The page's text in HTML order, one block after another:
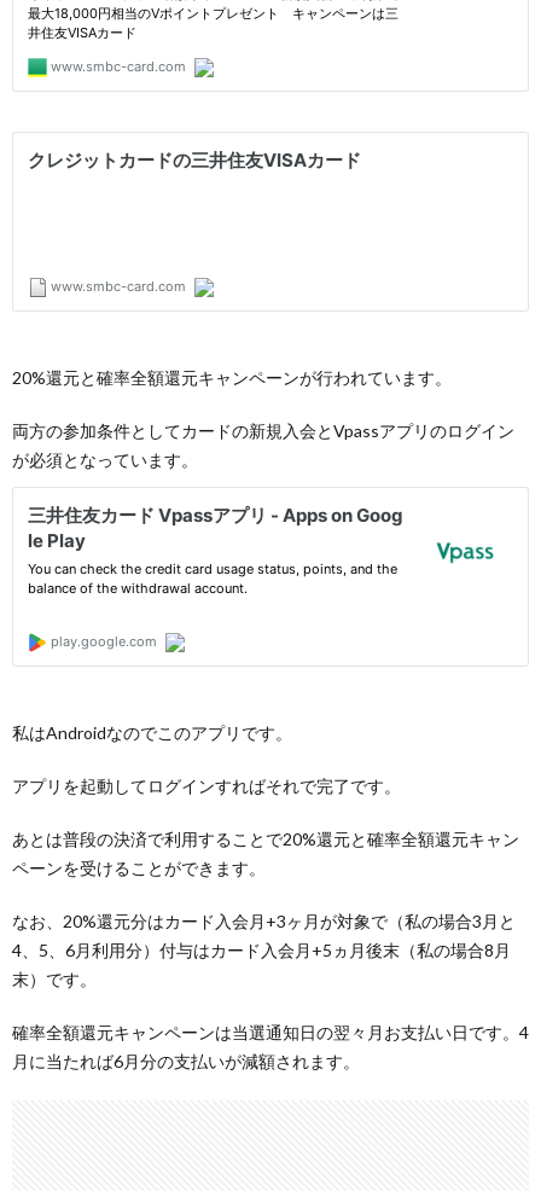
20%還元と確率全額還元キャンペーンが行われています。
両方の参加条件としてカードの新規入会とVpassアプリのログイン
が必須となっています。
私はAndroidなのでこのアプリです。
アプリを起動してログインすればそれで完了です。
あとは普段の決済で利用することで20%還元と確率全額還元キャン
ペーンを受けることができます。
なお、20%還元分はカード入会月+3ヶ月が対象で（私の場合3月と
4、5、6月利用分）付与はカード入会月+5ヵ月後末（私の場合8月
末）です。
確率全額還元キャンペーンは当選通知日の翌々月お支払い日です。4
月に当たれば6月分の支払いが減額されます。